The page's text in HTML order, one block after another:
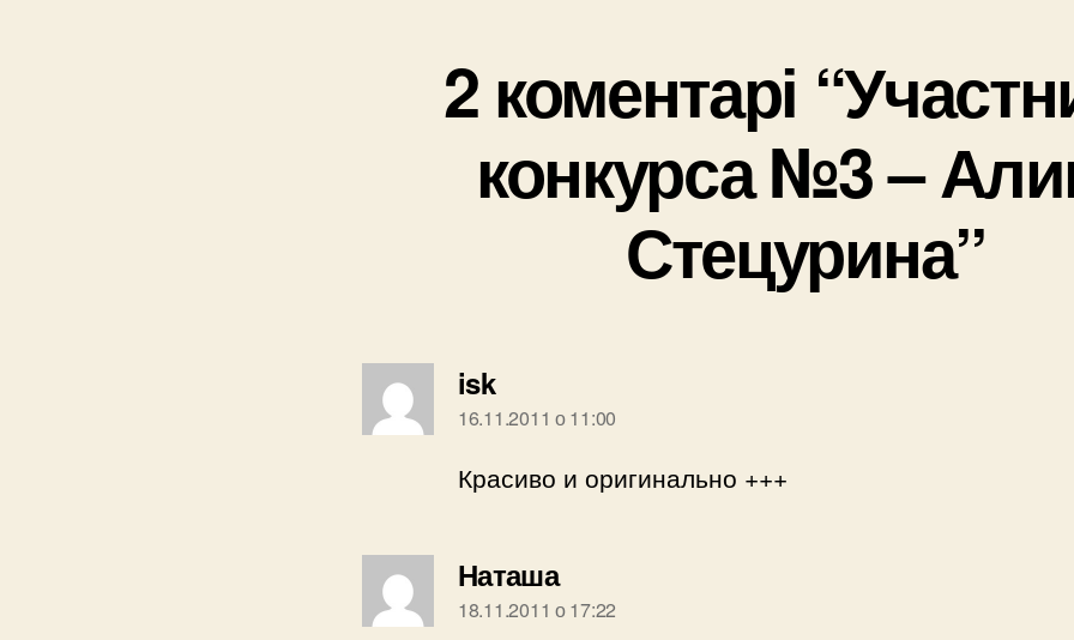
2 коментарі
конкурса №3 –
Стецурина”
iskговорить:
16.11.2011 о 11:00
Красиво и оригинально +++
Наташаговорить:
18.11.2011 о 17:22